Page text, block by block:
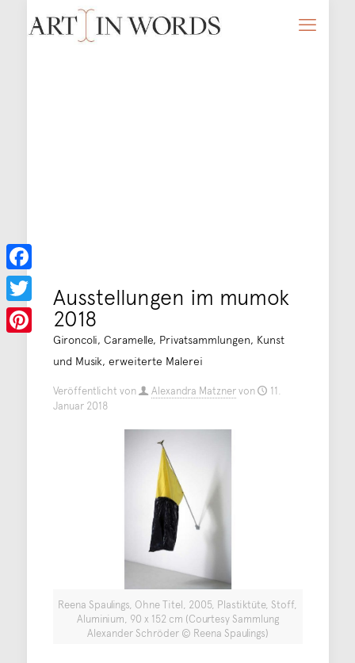
Ausstellungen im mumok
2018
Gironcoli, Caramelle, Privatsammlungen, Kunst
und Musik, erweiterte Malerei
Veröffentlicht von Alexandra Matznervon
11.
Januar 2018
Reena Spaulings, Ohne Titel, 2005, Plastiktüte, Stoff,
Aluminium, 90 x 152 cm (Courtesy Sammlung
Alexander Schröder © Reena Spaulings)
Facebook
Twitter